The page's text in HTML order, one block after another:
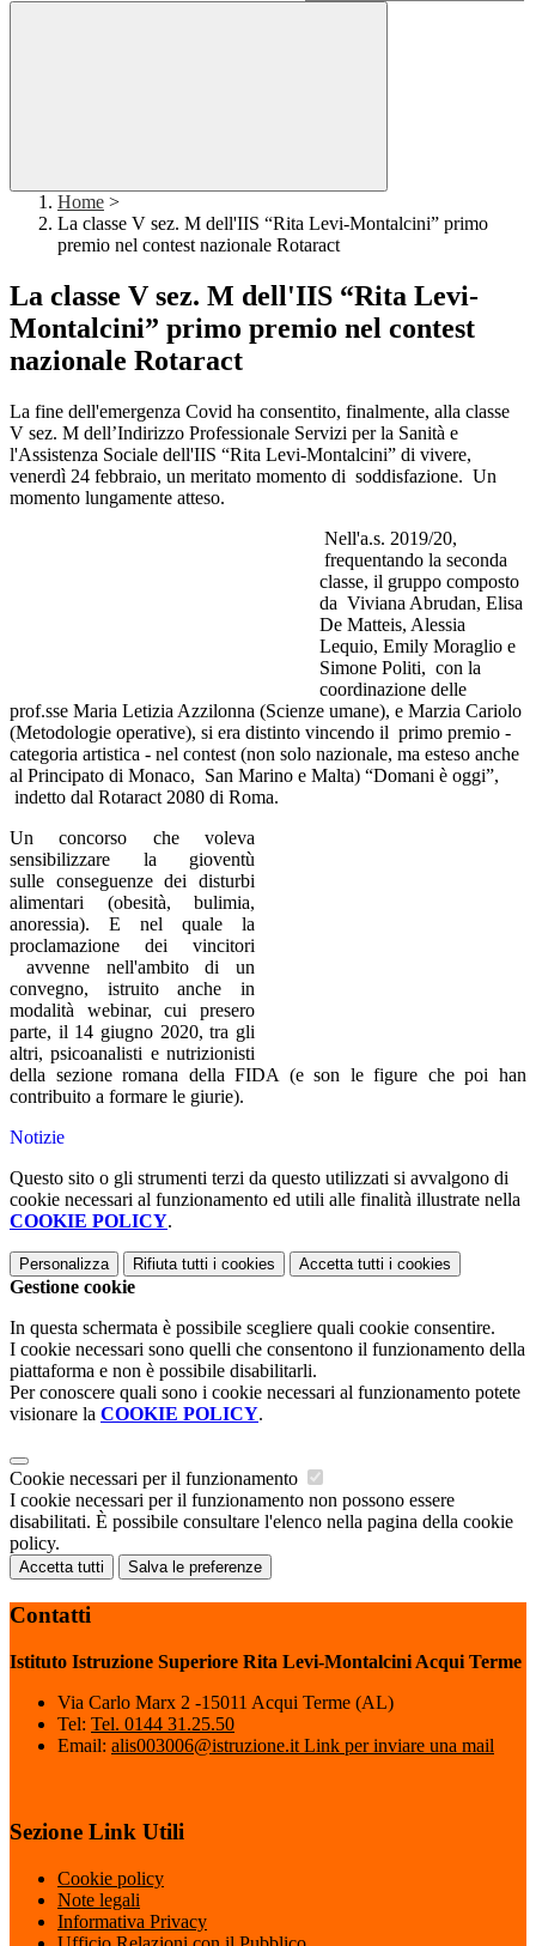
Home >
La classe V sez. M dell'IIS “Rita Levi-Montalcini” primo
premio nel contest nazionale Rotaract
La classe V sez. M dell'IIS “Rita Levi-
Montalcini” primo premio nel contest
nazionale Rotaract
La fine dell'emergenza Covid ha consentito, finalmente, alla classe
V sez. M dell’Indirizzo Professionale Servizi per la Sanità e
l'Assistenza Sociale dell'IIS “Rita Levi-Montalcini” di vivere,
venerdì 24 febbraio, un meritato momento di soddisfazione. Un
momento lungamente atteso.
Nell'a.s. 2019/20,
frequentando la seconda
classe, il gruppo composto
da Viviana Abrudan, Elisa
De Matteis, Alessia
Lequio, Emily Moraglio e
Simone Politi, con la
coordinazione delle
prof.sse Maria Letizia Azzilonna (Scienze umane), e Marzia Cariolo
(Metodologie operative), si era distinto vincendo il primo premio -
categoria artistica - nel contest (non solo nazionale, ma esteso anche
al Principato di Monaco, San Marino e Malta) “Domani è oggi”,
indetto dal Rotaract 2080 di Roma.
Un concorso che voleva
sensibilizzare la gioventù
sulle conseguenze dei disturbi
alimentari (obesità, bulimia,
anoressia). E nel quale la
proclamazione dei vincitori
avvenne nell'ambito di un
convegno, istruito anche in
modalità webinar, cui presero
parte, il 14 giugno 2020, tra gli
altri, psicoanalisti e nutrizionisti
della sezione romana della FIDA (e son le figure che poi han
contribuito a formare le giurie).
Notizie
Questo sito o gli strumenti terzi da questo utilizzati si avvalgono di
cookie necessari al funzionamento ed utili alle finalità illustrate nella
COOKIE POLICY.
Personalizza Rifiuta tutti i cookies Accetta tutti i cookies
Gestione cookie
In questa schermata è possibile scegliere quali cookie consentire.
I cookie necessari sono quelli che consentono il funzionamento della
piattaforma e non è possibile disabilitarli.
Per conoscere quali sono i cookie necessari al funzionamento potete
visionare la COOKIE POLICY.
Cookie necessari per il funzionamento
I cookie necessari per il funzionamento non possono essere
disabilitati. È possibile consultare l'elenco nella pagina della cookie
policy.
Accetta tutti Salva le preferenze
Contatti
Istituto Istruzione Superiore Rita Levi-Montalcini Acqui Terme
Via Carlo Marx 2 -15011 Acqui Terme (AL)
Tel: Tel. 0144 31.25.50
Email: alis003006@istruzione.it Link per inviare una mail
Sezione Link Utili
Cookie policy
Note legali
Informativa Privacy